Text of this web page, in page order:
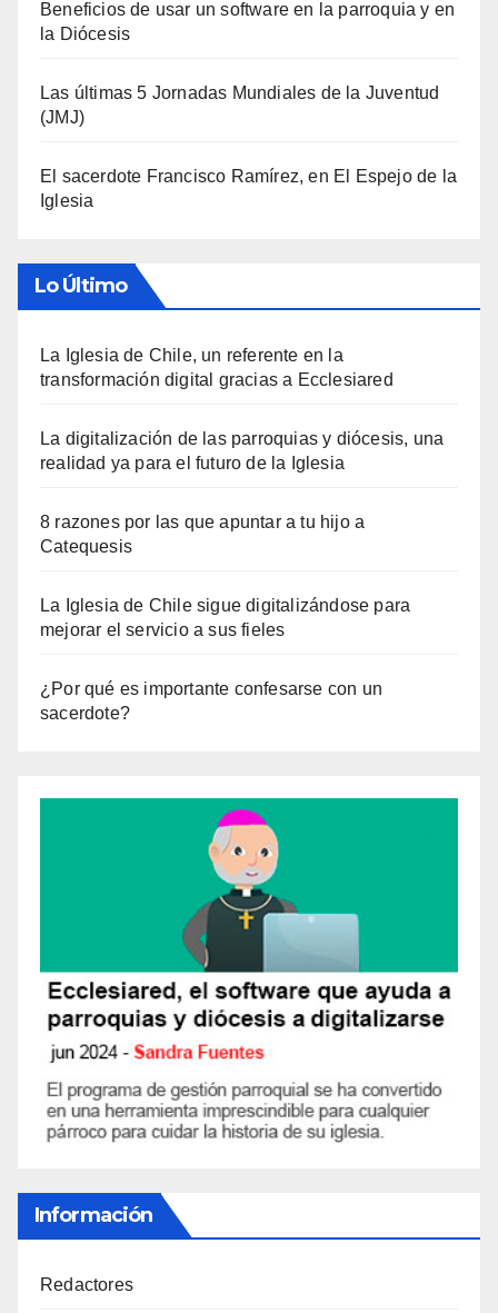
Beneficios de usar un software en la parroquia y en
la Diócesis
Las últimas 5 Jornadas Mundiales de la Juventud
(JMJ)
El sacerdote Francisco Ramírez, en El Espejo de la
Iglesia
Lo Último
La Iglesia de Chile, un referente en la
transformación digital gracias a Ecclesiared
La digitalización de las parroquias y diócesis, una
realidad ya para el futuro de la Iglesia
8 razones por las que apuntar a tu hijo a
Catequesis
La Iglesia de Chile sigue digitalizándose para
mejorar el servicio a sus fieles
¿Por qué es importante confesarse con un
sacerdote?
Información
Redactores